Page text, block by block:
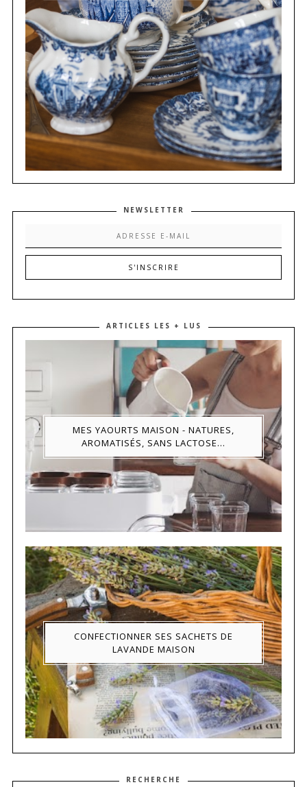
NEWSLETTER
ARTICLES LES + LUS
MES YAOURTS MAISON - NATURES,
AROMATISÉS, SANS LACTOSE...
CONFECTIONNER SES SACHETS DE
LAVANDE MAISON
RECHERCHE